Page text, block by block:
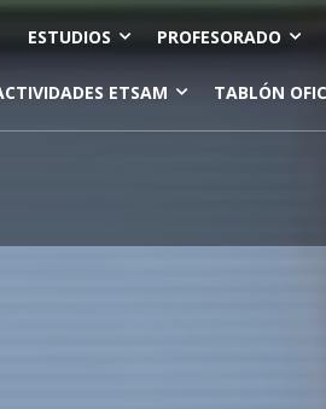
ESTUDIOS PROFESORADO
ETSAM TABLÓN